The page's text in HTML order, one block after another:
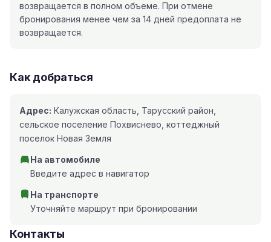
возвращается в полном объеме. При отмене
бронирования менее чем за 14 дней предоплата не
возвращается.
Как добраться
Адрес: Калужская область, Тарусский район,
сельское поселение Похвиснево, коттеджный
поселок Новая Земля
На автомобиле
Введите адрес в навигатор
На транспорте
Уточняйте маршрут при бронировании
Контакты